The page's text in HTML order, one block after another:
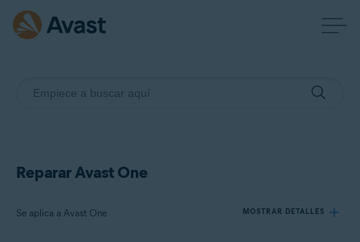
Reparar Avast One
Se aplica a Avast One MOSTRAR DETALLES